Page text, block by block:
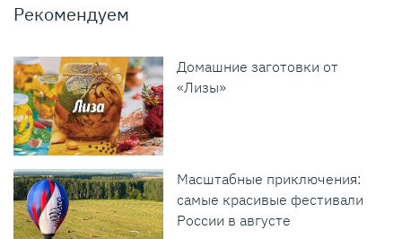
Рекомендуем
Домашние заготовки от
«Лизы»
Масштабные приключения:
самые красивые фестивали
России в августе